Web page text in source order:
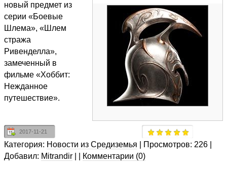
новый предмет из
серии «Боевые
Шлема», «Шлем
стража
Ривенделла»,
замеченный в
фильме «Хоббит:
Нежданное
путешествие».
2017-11-21
Категория: Новости из Средиземья Просмотров: 226
Добавил: Mitrandir Комментарии (0)